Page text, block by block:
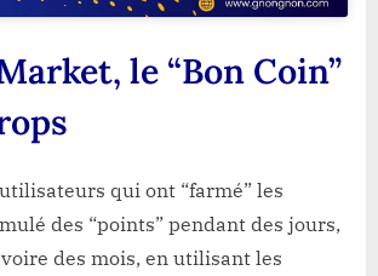
le “Bon Coin”
utilisateurs qui ont “farmé” les
des “points” pendant des jours,
des mois, en utilisant les